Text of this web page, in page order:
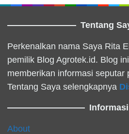
Tentang
Perkenalkan nama Saya Rita
pemilik Blog Agrotek.id. Blog
memberikan informasi seputar
Tentang Saya selengkapnya
Informasi
About